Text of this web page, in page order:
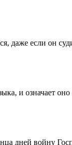
даже если он
и означает
дней войну